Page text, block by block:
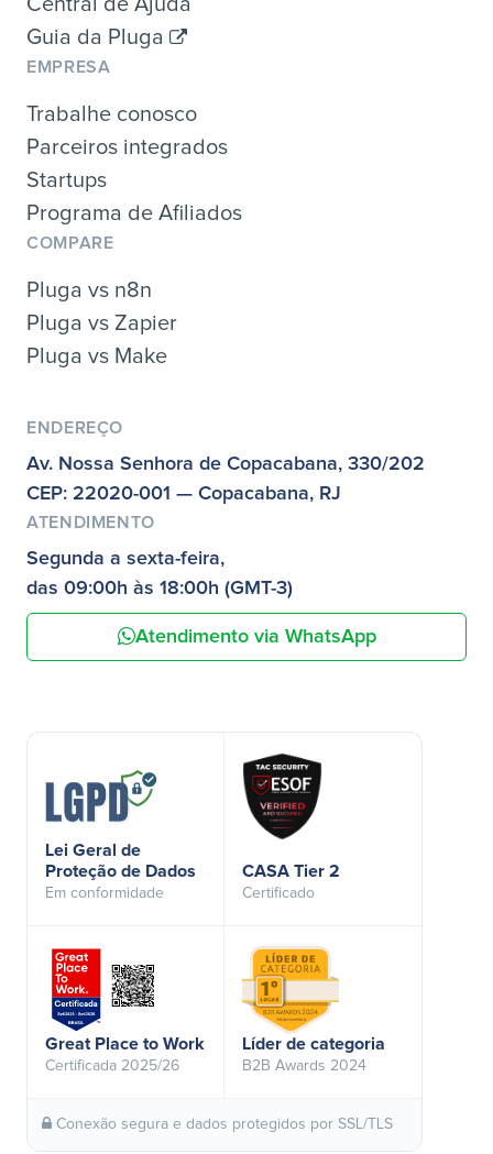
Guia da Pluga
EMPRESA
Trabalhe conosco
Parceiros integrados
Startups
Programa de Afiliados
COMPARE
Pluga vs n8n
Pluga vs Zapier
Pluga vs Make
ENDEREÇO
Av. Nossa Senhora de Copacabana, 330/202
CEP: 22020-001 — Copacabana, RJ
ATENDIMENTO
Segunda a sexta-feira,
das 09:00h às 18:00h (GMT-3)
Atendimento via WhatsApp
Lei Geral de
Proteção de Dados
Em conformidade
CASA Tier 2
Certificado
Great Place to Work
Certificada 2025/26
Líder de categoria
B2B Awards 2024
Conexão segura e dados protegidos por SSL/TLS